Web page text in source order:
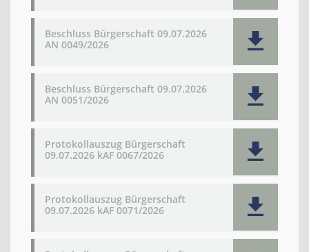
Beschluss Bürgerschaft 09.07.2026
AN 0049/2026
Beschluss Bürgerschaft 09.07.2026
AN 0051/2026
Protokollauszug Bürgerschaft
09.07.2026 kAF 0067/2026
Protokollauszug Bürgerschaft
09.07.2026 kAF 0071/2026